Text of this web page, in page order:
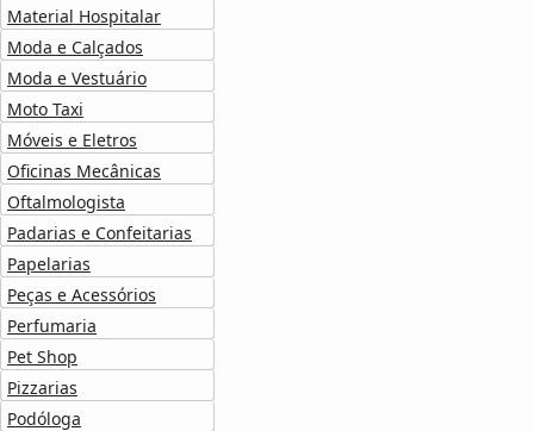
Material Hospitalar
Moda e Calçados
Moda e Vestuário
Moto Taxi
Móveis e Eletros
Oficinas Mecânicas
Oftalmologista
Padarias e Confeitarias
Papelarias
Peças e Acessórios
Perfumaria
Pet Shop
Pizzarias
Podóloga